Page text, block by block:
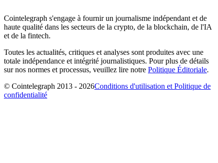
Cointelegraph s'engage à fournir un journalisme indépendant et de
haute qualité dans les secteurs de la crypto, de la blockchain, de l'IA
et de la fintech.
Toutes les actualités, critiques et analyses sont produites avec une
totale indépendance et intégrité journalistiques. Pour plus de détails
sur nos normes et processus, veuillez lire notre Politique Éditoriale.
© Cointelegraph 2013 - 2026Conditions d'utilisation et Politique de
confidentialité